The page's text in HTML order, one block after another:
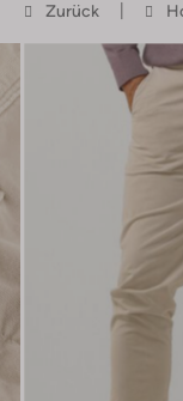
Zurück